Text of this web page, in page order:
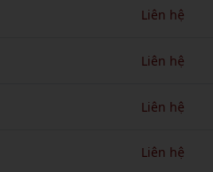
Liên hệ
Liên hệ
Liên hệ
Liên hệ